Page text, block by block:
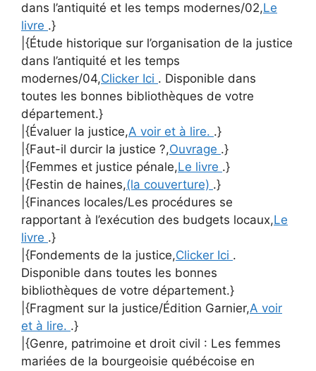
dans l’antiquité et les temps modernes/02,Le
livre .}
|{Étude historique sur l’organisation de la justice
dans l’antiquité et les temps
modernes/04,Clicker Ici . Disponible dans
toutes les bonnes bibliothèques de votre
département.}
|{Évaluer la justice,A voir et à lire. .}
|{Faut-il durcir la justice ?,Ouvrage .}
|{Femmes et justice pénale,Le livre .}
|{Festin de haines,(la couverture) .}
|{Finances locales/Les procédures se
rapportant à l’exécution des budgets locaux,Le
livre .}
|{Fondements de la justice,Clicker Ici .
Disponible dans toutes les bonnes
bibliothèques de votre département.}
|{Fragment sur la justice/Édition Garnier,A voir
et à lire. .}
|{Genre, patrimoine et droit civil : Les femmes
mariées de la bourgeoisie québécoise en